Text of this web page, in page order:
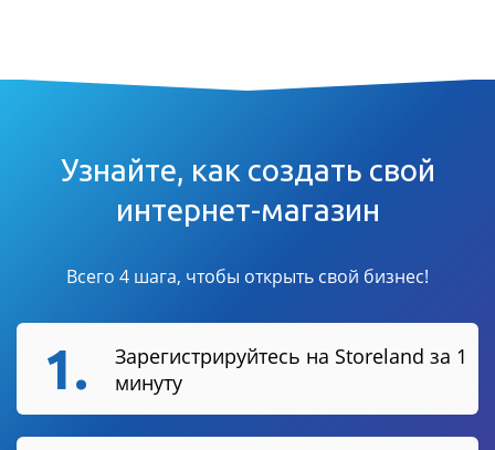
Узнайте, как создать свой
интернет-магазин
Всего 4 шага, чтобы открыть свой бизнес!
1.
Зарегистрируйтесь на Storeland за 1
минуту